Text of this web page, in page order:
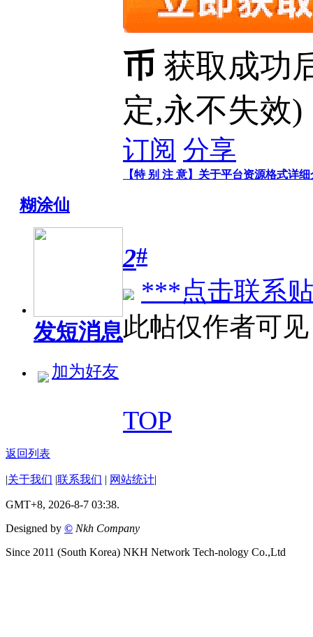
币 获取成功
定,永不失效)
订阅 分享
【特 别 注 意】关于平台资源格式详
糊涂仙
发短消息
加为好友
2#
***点击联系
此帖仅作者可见
TOP
返回列表
|关于我们 |联系我们 | 网站统计|
GMT+8, 2026-8-7 03:38.
Designed by © Nkh Company
Since 2011 (South Korea) NKH Network Tech-nology Co.,Ltd